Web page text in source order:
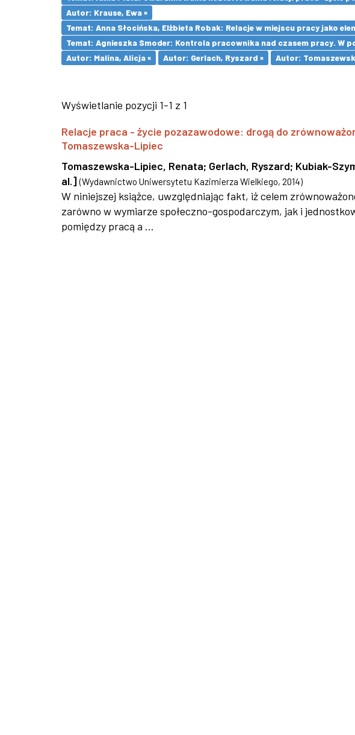
Autor: Krause, Ewa ×
Temat: Anna Słocińska, Elżbieta Robak: Relacje w miejscu pracy jako
Temat: Agnieszka Smoder: Kontrola pracownika nad czasem pracy. W
Autor: Malina, Alicja ×
Autor: Gerlach, Ryszard × Autor:
Wyświetlanie pozycji 1-1 z 1
Relacje praca - życie pozazawodowe: drogą do
Tomaszewska-Lipiec
Tomaszewska-Lipiec, Renata; Gerlach, Ryszard; Kubiak-
al.] (Wydawnictwo Uniwersytetu Kazimierza Wielkiego, 2014)
W niniejszej książce, uwzględniając fakt, iż celem
zarówno w wymiarze społeczno-gospodarczym, jak i
pomiędzy pracą a ...